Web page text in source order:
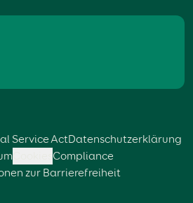
Service ActDatenschutzerklärung
Compliance
zur Barrierefreiheit